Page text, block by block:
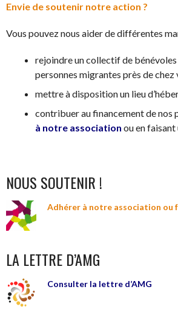
Envie de soutenir notre action ?
Vous pouvez nous aider de différentes
rejoindre un collectif de
personnes migrantes près de chez
mettre à disposition un lieu
contribuer au financement de nos
à notre association ou en faisant
NOUS SOUTENIR !
Adhérer à notre association ou
LA LETTRE D’AMG
Consulter la lettre d’AMG